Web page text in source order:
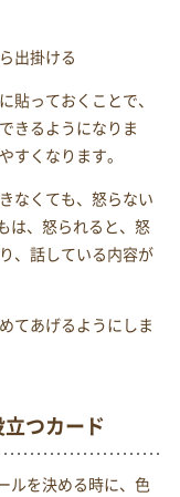
出掛ける
貼っておくことで、
きるようになりま
すくなります。
なくても、怒らない
は、怒られると、怒
、話している内容が
てあげるようにしま
つカード
ルを決める時に、色